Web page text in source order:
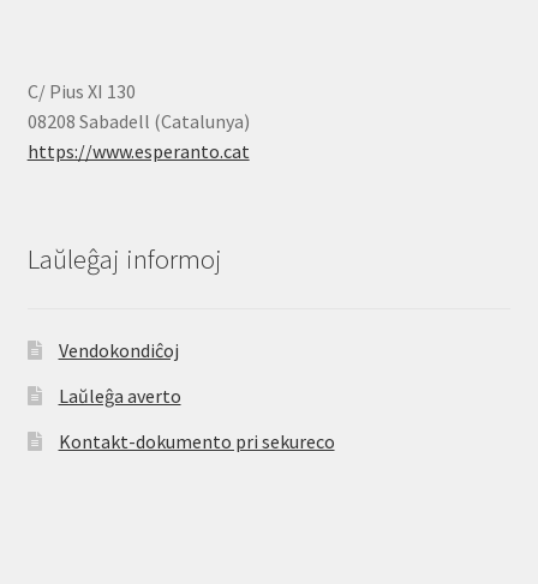
C/ Pius XI 130
08208 Sabadell (Catalunya)
https://www.esperanto.cat
Laŭleĝaj informoj
Vendokondiĉoj
Laŭleĝa averto
Kontakt-dokumento pri sekureco